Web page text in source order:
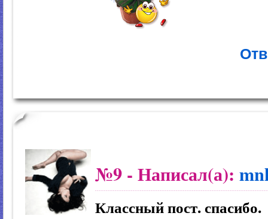
№9 - Написал(а):
Классный пост. спасибо.